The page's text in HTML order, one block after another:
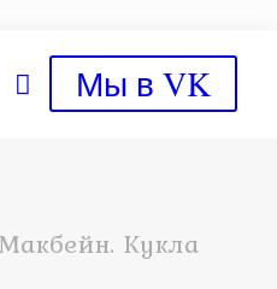
Мы в VK
Кукла